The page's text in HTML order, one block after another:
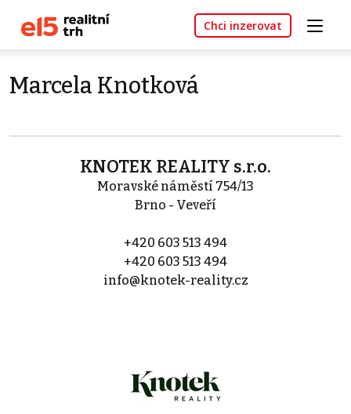
Chci inzerovat
Marcela Knotková
KNOTEK REALITY s.r.o.
Moravské náměstí 754/13
Brno - Veveří
+420 603 513 494
+420 603 513 494
info@knotek-reality.cz